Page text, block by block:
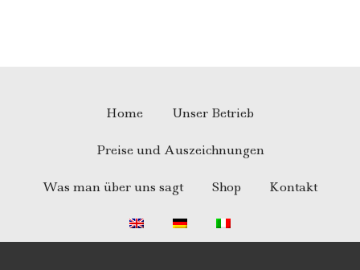
Home Unser Betrieb
Preise und Auszeichnungen
Was man über uns sagt Shop Kontakt